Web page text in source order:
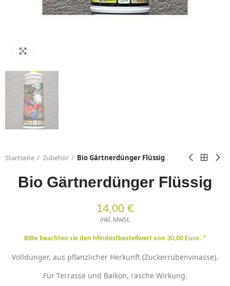
Startseite Zubehör Bio Gärtnerdünger Flüssig
Bio Gärtnerdünger Flüssig
14,00 €
inkl. MwSt.
Bitte beachten sie den Mindestbestellwert von 30,00 Euro. *
Volldünger, aus pflanzlicher Herkunft (Zuckerrübenvinasse).
Für Terrasse und Balkon, rasche Wirkung.